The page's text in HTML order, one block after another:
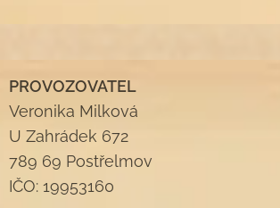
PROVOZOVATEL
Veronika Milková
U Zahrádek 672
789 69 Postřelmov
IČO: 19953160